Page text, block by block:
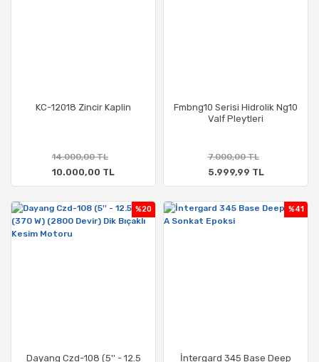
KC-12018 Zincir Kaplin
14.000,00 TL
10.000,00 TL
Fmbng10 Serisi Hidrolik Ng10
Valf Pleytleri
7.000,00 TL
5.999,99 TL
Dayang Czd-108 (5'' - 12.5
%20
İntergard 345 Base Deep
%41